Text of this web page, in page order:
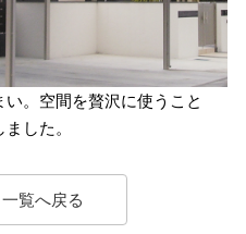
。空間を贅沢に使うこと
した。
覧へ戻る